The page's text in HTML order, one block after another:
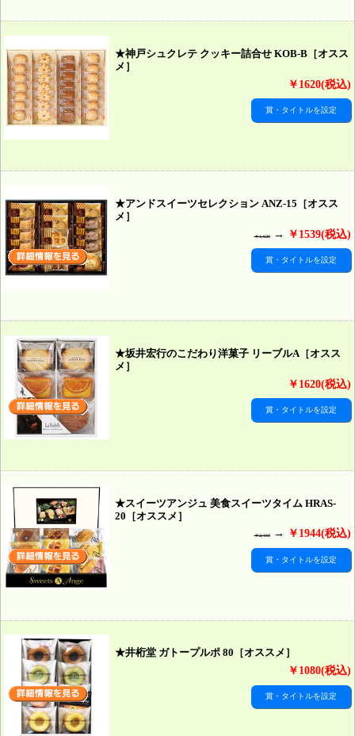
★神戸シュクレテ クッキー詰合せ KOB-B［オスス
メ］
￥1620(税込)
賞・タイトルを設定
★アンドスイーツセレクション ANZ-15［オスス
メ］
￥1,620→ ￥1539(税込)
賞・タイトルを設定
★坂井宏行のこだわり洋菓子 リーブルA［オスス
メ］
￥1620(税込)
賞・タイトルを設定
★スイーツアンジュ 美食スイーツタイム HRAS-
20［オススメ］
￥2,160→ ￥1944(税込)
賞・タイトルを設定
★井桁堂 ガトープルポ 80［オススメ］
￥1080(税込)
賞・タイトルを設定